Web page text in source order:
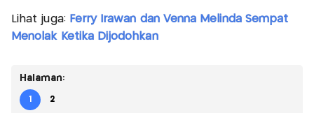
Lihat juga: Ferry Irawan dan Venna Melinda Sempat
Menolak Ketika Dijodohkan
Halaman:
1 2